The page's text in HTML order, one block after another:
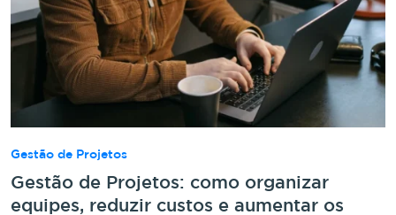
Gestão de Projetos
Gestão de Projetos: como organizar
equipes, reduzir custos e aumentar os